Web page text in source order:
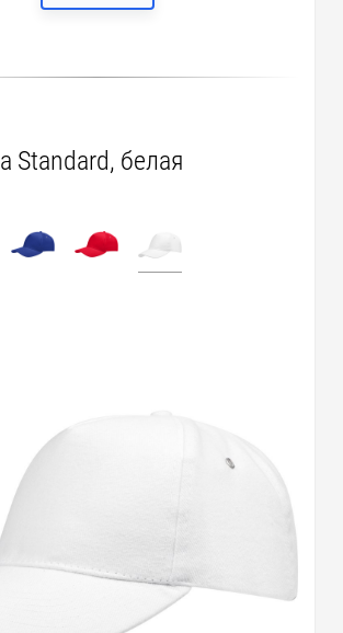
Standard, белая